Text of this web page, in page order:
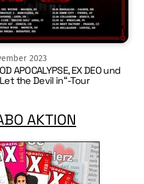
2023
APOCALYPSE, EX DEO und
the Devil in“-Tour
AKTION